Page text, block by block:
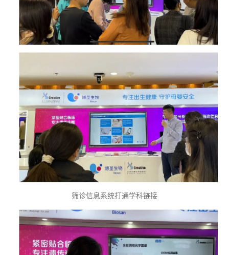
筛诊信息系统打通学科链接